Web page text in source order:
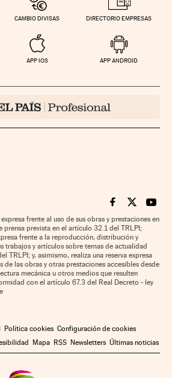
CAMBIO DIVISAS DIRECTORIO EMPRESAS
APP IOS APP ANDROID
Cinco Días en
Cinco Días
Cinco
frente al uso de sus obras y prestaciones en
prensa prevista en el artículo 32.1 del TRLPI;
frente a la reproducción, distribución y
trabajos y artículos sobre temas de actualidad
TRLPI; y, asimismo, realiza una reserva expresa
de las obras y otras prestaciones accesibles desde
mecánica u otros medios que resulten
con el artículo 67.3 del Real Decreto - ley
Política cookies Configuración de cookies
Mapa RSS Newsletters Últimas noticias